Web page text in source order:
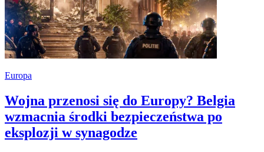
Europa
Wojna przenosi się do Europy? Belgia
wzmacnia środki bezpieczeństwa po
eksplozji w synagodze